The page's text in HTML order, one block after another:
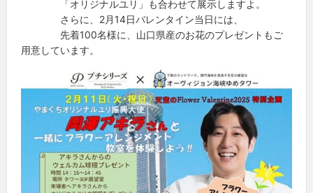
「オリジナルユリ」も合わせて展示しますよ。
さらに、2月14日バレンタイン当日には、
先着100名様に、山口県産のお花のプレゼントもご
用意しています。